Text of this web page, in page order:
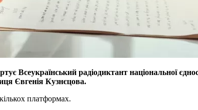
Всеукраїнський радіодиктант національної
Євгенія Кузнєцова.
платформах.